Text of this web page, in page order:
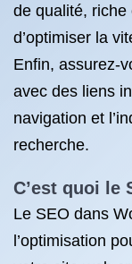
de qualité,
d’optimiser la
Enfin, assurez-
avec des liens
navigation et
recherche.
C’est quoi le
Le SEO dans
l’optimisation